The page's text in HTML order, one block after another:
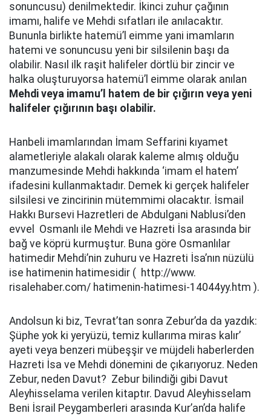
sonuncusu) denilmektedir. İkinci zuhur çağının
imamı, halife ve Mehdi sıfatları ile anılacaktır.
Bununla birlikte hatemü’l eimme yani imamların
hatemi ve sonuncusu yeni bir silsilenin başı da
olabilir. Nasıl ilk raşit halifeler dörtlü bir zincir ve
halka oluşturuyorsa hatemü’l eimme olarak anılan
Mehdi veya imamu’l hatem de bir çığırın veya yeni
halifeler çığırının başı olabilir.
Hanbeli imamlarından İmam Seffarini kıyamet
alametleriyle alakalı olarak kaleme almış olduğu
manzumesinde Mehdi hakkında ‘imam el hatem’
ifadesini kullanmaktadır. Demek ki gerçek halifeler
silsilesi ve zincirinin mütemmimi olacaktır. İsmail
Hakkı Bursevi Hazretleri de Abdulgani Nablusi’den
evvel Osmanlı ile Mehdi ve Hazreti İsa arasında bir
bağ ve köprü kurmuştur. Buna göre Osmanlılar
hatimedir Mehdi’nin zuhuru ve Hazreti İsa’nın nüzülü
ise hatimenin hatimesidir ( http://www.
risalehaber.com/ hatimenin-hatimesi-14044yy.htm ).
Andolsun ki biz, Tevrat’tan sonra Zebur’da da yazdık:
Şüphe yok ki yeryüzü, temiz kullarıma miras kalır’
ayeti veya benzeri mübeşşir ve müjdeli haberlerden
Hazreti İsa ve Mehdi dönemini de çıkarıyoruz. Neden
Zebur, neden Davut? Zebur bilindiği gibi Davut
Aleyhisselama verilen kitaptır. Davud Aleyhisselam
Beni İsrail Peygamberleri arasında Kur’an’da halife